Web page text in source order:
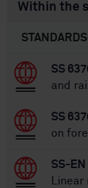
Within the
STANDARDS
SS
and
SS
on
SS-EN